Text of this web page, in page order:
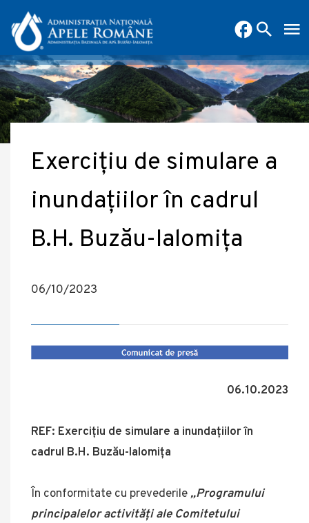
Exercițiu de simulare a
inundațiilor în cadrul
B.H. Buzău-Ialomița
06/10/2023
06.10.2023
REF: Exercițiu de simulare a inundațiilor în
cadrul B.H. Buzău-Ialomița
În conformitate cu prevederile„Programului
principalelor activități ale Comitetului